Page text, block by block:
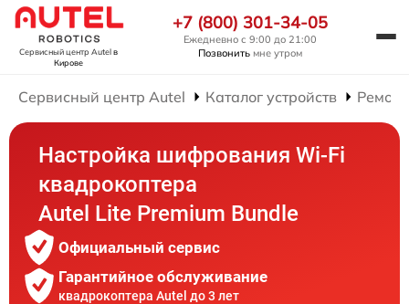
Сервисный центр Autelв
Кирове
+7 (800) 301-34-05
Ежедневно с 9:00 до 21:00
Позвонить мне утром
Сервисный центр Autel Каталог устройств
Настройка шифрования Wi-Fi
квадрокоптера
Autel Lite Premium Bundle
Официальный сервис
Гарантийное обслуживание
квадрокоптера Autel до 3 лет